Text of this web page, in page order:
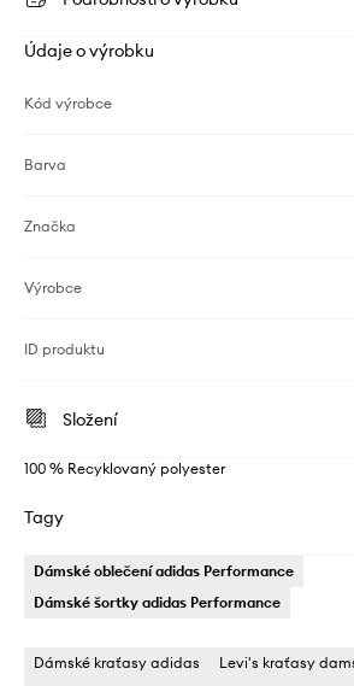
Údaje o výrobku
Kód výrobce
Barva
Značka
Výrobce
ID produktu
Složení
100 % Recyklovaný polyester
Tagy
Dámské oblečení adidas Performance
Dámské šortky adidas Performance
Dámské kraťasy adidas
Levi's kraťasy